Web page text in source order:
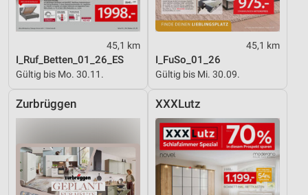
45,1 km
I_Ruf_Betten_01_26_ES
Gültig bis Mo. 30.11.
45,1 km
I_FuSo_01_26
Gültig bis Mi. 30.09.
Zurbrüggen XXXLutz